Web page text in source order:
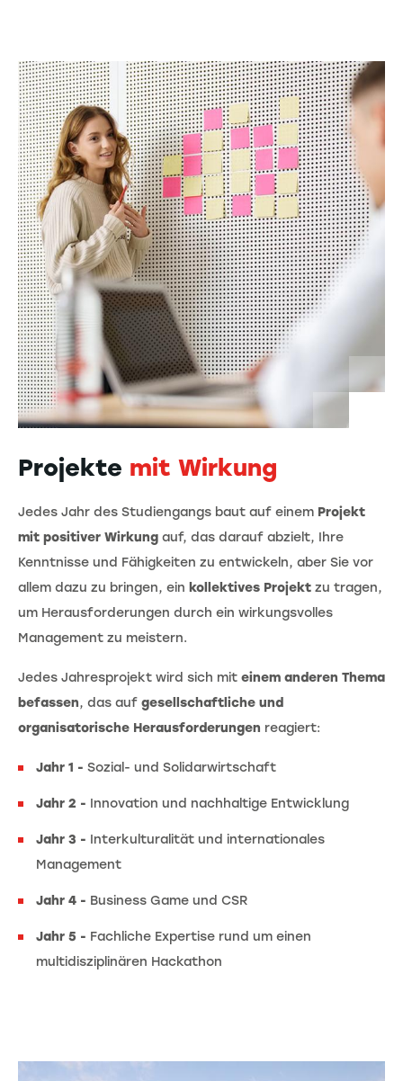
Projekte mit Wirkung
Jedes Jahr des Studiengangs baut auf einem Projekt
mit positiver Wirkung auf, das darauf abzielt, Ihre
Kenntnisse und Fähigkeiten zu entwickeln, aber Sie vor
allem dazu zu bringen, ein kollektives Projekt zu tragen,
um Herausforderungen durch ein wirkungsvolles
Management zu meistern.
Jedes Jahresprojekt wird sich mit einem anderen Thema
befassen, das auf gesellschaftliche und
organisatorische Herausforderungen reagiert:
Jahr 1 - Sozial- und Solidarwirtschaft
Jahr 2 - Innovation und nachhaltige Entwicklung
Jahr 3 - Interkulturalität und internationales
Management
Jahr 4 - Business Game und CSR
Jahr 5 - Fachliche Expertise rund um einen
multidisziplinären Hackathon